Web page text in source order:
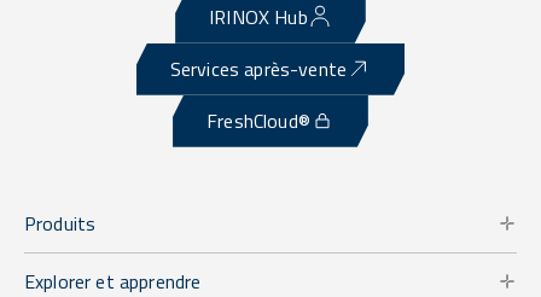
IRINOX Hub
Services après-vente
FreshCloud®
Produits
Explorer et apprendre